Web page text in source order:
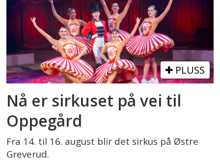
PLUSS
Nå er sirkuset på vei til
Oppegård
Fra 14. til 16. august blir det sirkus på Østre
Greverud.